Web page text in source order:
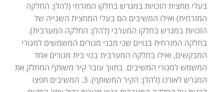
בעלי מחצית הזכויות במגרש בחלקו המזרחי (להלן: החלקה
המזרחית) ואילו המשיבים הם בעלי המחצית השנייה של
הזכויות במגרש בחלקו המערבי (להלן: החלקה המערבית).
בחלקה המזרחית בנויים שני מבני מגורים המשמשים למגורי
המבקשים, ואילו בחלקה המערבית בנוי בית מגורים אחד
המשמש למגורי המשיבים. בתווך עובר קיר משותף המחלק את
המגרש לאורכו (להלן: הקיר המשותף). 3. המשיבים חפצו